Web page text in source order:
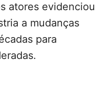
atores evidenciou
a mudanças
para